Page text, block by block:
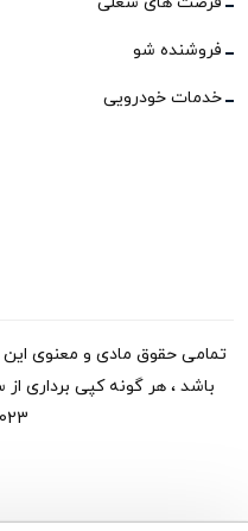
فروشنده شو
خدمات خودرویی
تمامی حقوق مادی و معنوی